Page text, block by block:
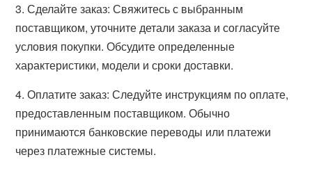
3. Сделайте заказ: Свяжитесь с выбранным
поставщиком, уточните детали заказа и согласуйте
условия покупки. Обсудите определенные
характеристики, модели и сроки доставки.
4. Оплатите заказ: Следуйте инструкциям по оплате,
предоставленным поставщиком. Обычно
принимаются банковские переводы или платежи
через платежные системы.